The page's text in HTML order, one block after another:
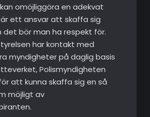
omöjliggöra en adekvat
är ett ansvar att skaffa sig
det bör man ha respekt för.
har kontakt med
myndigheter på daglig basis
Polismyndigheten
att kunna skaffa sig en så
möjligt av